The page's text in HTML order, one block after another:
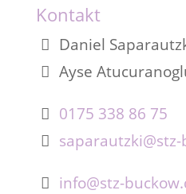
Kontakt
Daniel
Ayse
0175 338 86 75
info@stz-